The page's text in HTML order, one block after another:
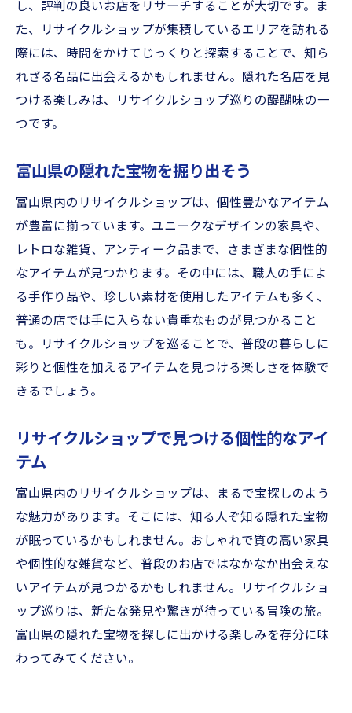
し、評判の良いお店をリサーチすることが大切です。ま
た、リサイクルショップが集積しているエリアを訪れる
際には、時間をかけてじっくりと探索することで、知ら
れざる名品に出会えるかもしれません。隠れた名店を見
つける楽しみは、リサイクルショップ巡りの醍醐味の一
つです。
富山県の隠れた宝物を掘り出そう
富山県内のリサイクルショップは、個性豊かなアイテム
が豊富に揃っています。ユニークなデザインの家具や、
レトロな雑貨、アンティーク品まで、さまざまな個性的
なアイテムが見つかります。その中には、職人の手によ
る手作り品や、珍しい素材を使用したアイテムも多く、
普通の店では手に入らない貴重なものが見つかること
も。リサイクルショップを巡ることで、普段の暮らしに
彩りと個性を加えるアイテムを見つける楽しさを体験で
きるでしょう。
リサイクルショップで見つける個性的なアイ
テム
富山県内のリサイクルショップは、まるで宝探しのよう
な魅力があります。そこには、知る人ぞ知る隠れた宝物
が眠っているかもしれません。おしゃれで質の高い家具
や個性的な雑貨など、普段のお店ではなかなか出会えな
いアイテムが見つかるかもしれません。リサイクルショ
ップ巡りは、新たな発見や驚きが待っている冒険の旅。
富山県の隠れた宝物を探しに出かける楽しみを存分に味
わってみてください。